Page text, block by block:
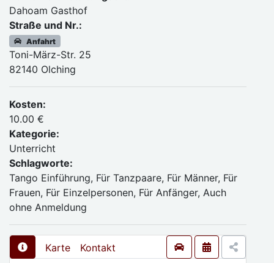
Dahoam Gasthof
Straße und Nr.:
Anfahrt
Toni-März-Str. 25
82140 Olching
Kosten:
10.00 €
Kategorie:
Unterricht
Schlagworte:
Tango Einführung, Für Tanzpaare, Für Männer, Für
Frauen, Für Einzelpersonen, Für Anfänger, Auch
ohne Anmeldung
Karte Kontakt